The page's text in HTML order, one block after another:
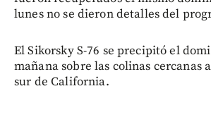
lunes no se dieron detalles del
El Sikorsky S-76 se precipitó el
mañana sobre las colinas cercanas
sur de California.